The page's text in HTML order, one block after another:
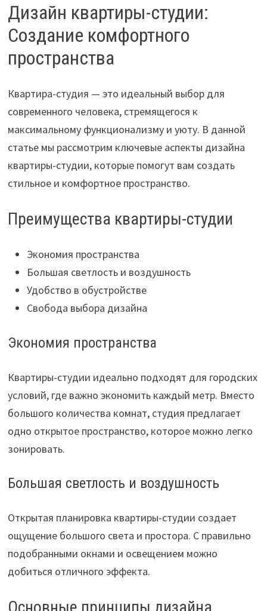
Дизайн квартиры-студии:
Создание комфортного
пространства
Квартира-студия — это идеальный выбор для
современного человека, стремящегося к
максимальному функционализму и уюту. В данной
статье мы рассмотрим ключевые аспекты дизайна
квартиры-студии, которые помогут вам создать
стильное и комфортное пространство.
Преимущества квартиры-студии
Экономия пространства
Большая светлость и воздушность
Удобство в обустройстве
Свобода выбора дизайна
Экономия пространства
Квартиры-студии идеально подходят для городских
условий, где важно экономить каждый метр. Вместо
большого количества комнат, студия предлагает
одно открытое пространство, которое можно легко
зонировать.
Большая светлость и воздушность
Открытая планировка квартиры-студии создает
ощущение большого света и простора. С правильно
подобранными окнами и освещением можно
добиться отличного эффекта.